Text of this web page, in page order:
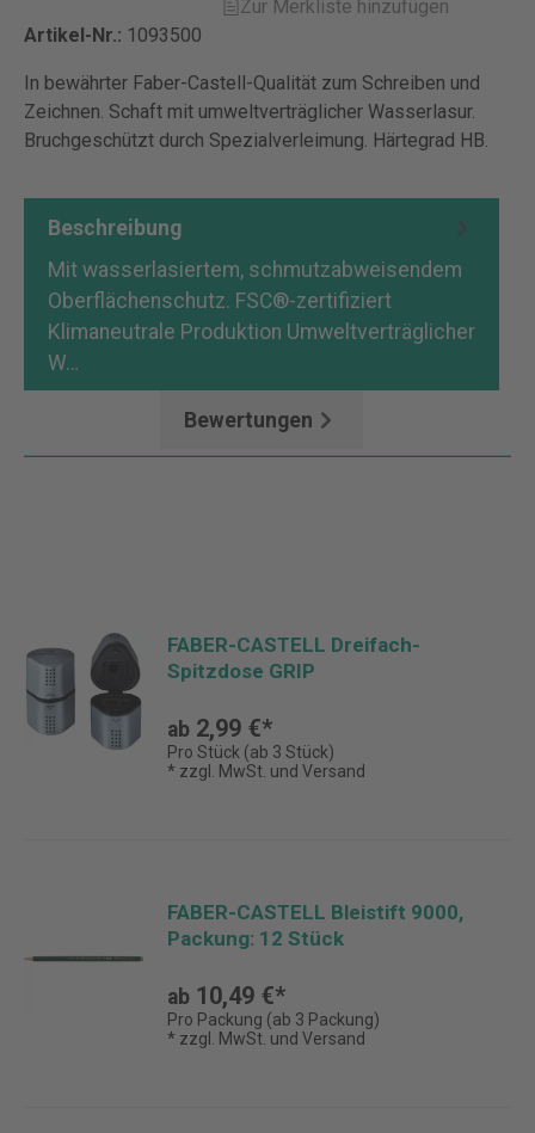
Zur Merkliste hinzufügen
Artikel-Nr.: 1093500
In bewährter Faber-Castell-Qualität zum Schreiben und
Zeichnen. Schaft mit umweltverträglicher Wasserlasur.
Bruchgeschützt durch Spezialverleimung. Härtegrad HB.
Beschreibung
Mit wasserlasiertem, schmutzabweisendem
Oberflächenschutz. FSC®-zertifiziert
Klimaneutrale Produktion Umweltverträglicher
W…
Bewertungen
FABER-CASTELL Dreifach-
Spitzdose GRIP
ab 2,99 €*
Pro Stück (ab 3 Stück)
* zzgl. MwSt. und Versand
FABER-CASTELL Bleistift 9000,
Packung: 12 Stück
ab 10,49 €*
Pro Packung (ab 3 Packung)
* zzgl. MwSt. und Versand